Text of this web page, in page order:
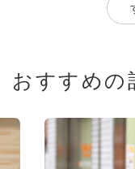
おすすめの